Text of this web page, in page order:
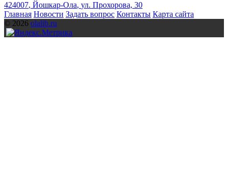
424007, Йошкар-Ола, ул. Прохорова, 30
Главная Новости Задать вопрос Контакты Карта сайта
© 2026 olalib.ru